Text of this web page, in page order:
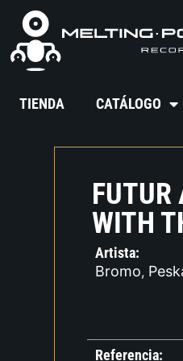
TIENDA CATÁLOGO
FUTUR
WITH
Artista:
Bromo,
Referencia: